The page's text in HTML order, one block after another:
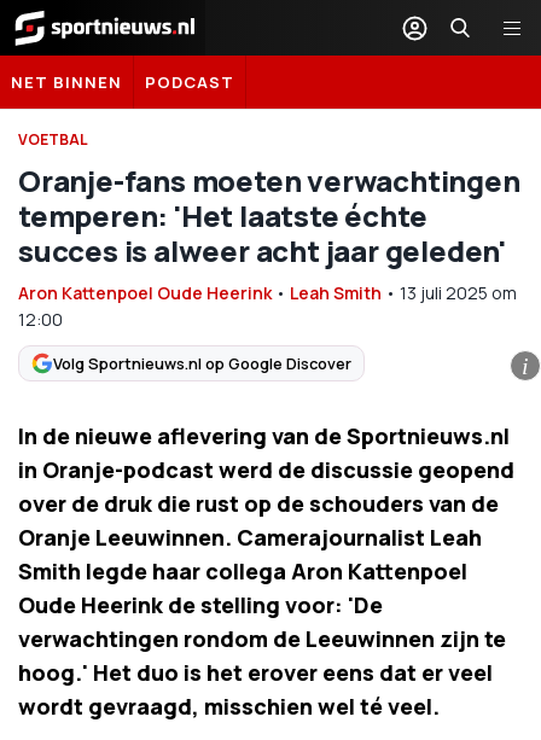
Sportnieuws.nl
NET BINNEN PODCAST
VOETBAL
Oranje-fans moeten verwachtingen
temperen: 'Het laatste échte
succes is alweer acht jaar geleden'
Aron Kattenpoel Oude Heerink• Leah Smith • 13 juli 2025 om
12:00
Volg Sportnieuws.nl op Google Discover i
In de nieuwe aflevering van de Sportnieuws.nl
in Oranje-podcast werd de discussie geopend
over de druk die rust op de schouders van de
Oranje Leeuwinnen. Camerajournalist Leah
Smith legde haar collega Aron Kattenpoel
Oude Heerink de stelling voor: 'De
verwachtingen rondom de Leeuwinnen zijn te
hoog.' Het duo is het erover eens dat er veel
wordt gevraagd, misschien wel té veel.